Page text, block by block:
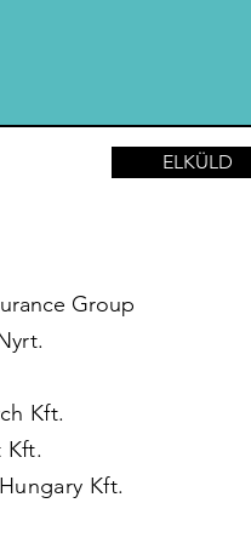
ELKÜLD
Group
Kft.
Kft.
Kft.